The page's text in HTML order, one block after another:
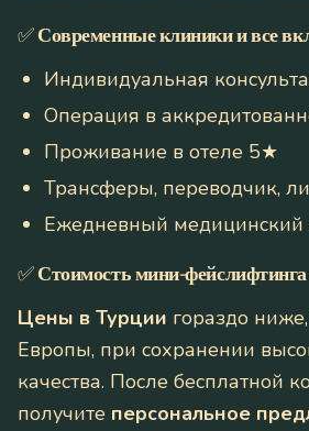
✅Современные клиники и все
Индивидуальная
Операция в
Проживание в отеле 5★
Трансферы, переводчик,
Ежедневный медицинский
✅Стоимость мини-
Цены в Турции гораздо
Европы, при сохранении
качества. После бесплатной
получите персональное